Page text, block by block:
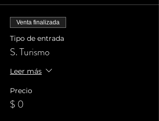
Venta finalizada
Tipo de entrada
S. Turismo
Leer más
Precio
$ 0